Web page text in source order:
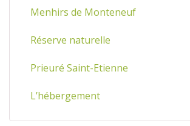
Menhirs de Monteneuf
Réserve naturelle
Prieuré Saint-Etienne
L’hébergement